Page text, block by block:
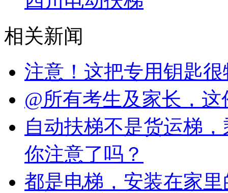
相关新闻
注意！这把专用钥匙
@所有考生及家长，
自动扶梯不是货运梯
你注意了吗？
都是电梯，安装在家